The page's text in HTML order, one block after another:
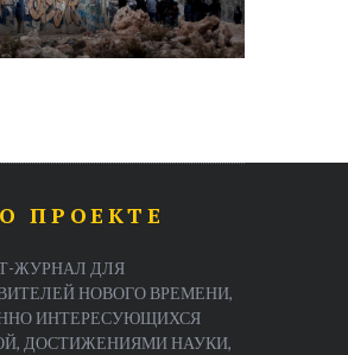
О ПРОЕКТЕ
ЖУРНАЛ ДЛЯ
НОВОГО ВРЕМЕНИ,
ИНТЕРЕСУЮЩИХСЯ
ДОСТИЖЕНИЯМИ НАУКИ,